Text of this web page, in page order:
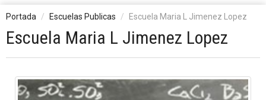
Portada Escuelas Publicas Escuela Maria L Jimenez Lopez
Escuela Maria L Jimenez Lopez